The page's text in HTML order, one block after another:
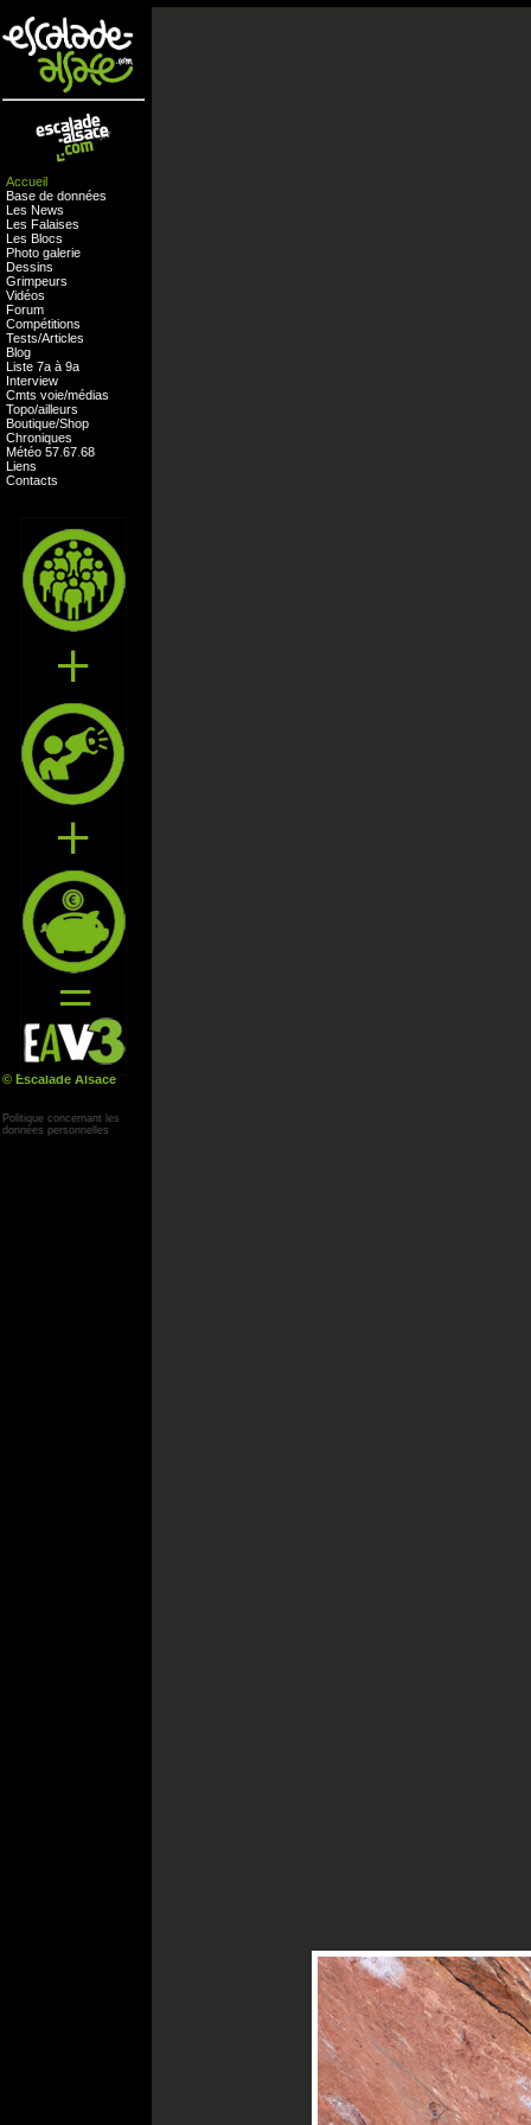
Accueil
Base de données
Les News
Les Falaises
Les Blocs
Photo galerie
Dessins
Grimpeurs
Vidéos
Forum
Compétitions
Tests/Articles
Blog
Liste 7a à 9a
Interview
Cmts voie/médias
Topo/ailleurs
Boutique/Shop
Chroniques
Météo 57 67 68
Liens
Contacts
© Escalade Alsace
Politique concernant les
données personnelles